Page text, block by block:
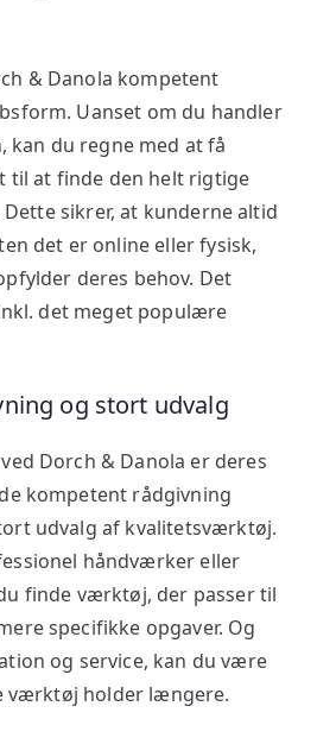
& Danola kompetent
Uanset om du handler
kan du regne med at få
til at finde den helt rigtige
sikrer, at kunderne altid
det er online eller fysisk,
deres behov. Det
det meget populære
og stort udvalg
Dorch & Danola er deres
kompetent rådgivning
udvalg af kvalitetsværktøj.
håndværker eller
finde værktøj, der passer til
specifikke opgaver. Og
og service, kan du være
værktøj holder længere.